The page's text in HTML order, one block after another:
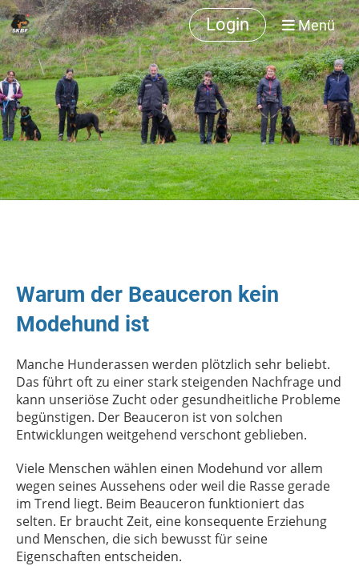
Login Menü
Warum der Beauceron kein
Modehund ist
Manche Hunderassen werden plötzlich sehr beliebt.
Das führt oft zu einer stark steigenden Nachfrage und
kann unseriöse Zucht oder gesundheitliche Probleme
begünstigen. Der Beauceron ist von solchen
Entwicklungen weitgehend verschont geblieben.
Viele Menschen wählen einen Modehund vor allem
wegen seines Aussehens oder weil die Rasse gerade
im Trend liegt. Beim Beauceron funktioniert das
selten. Er braucht Zeit, eine konsequente Erziehung
und Menschen, die sich bewusst für seine
Eigenschaften entscheiden.